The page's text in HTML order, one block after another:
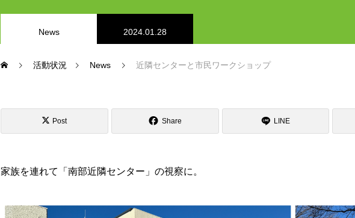
News 2024.01.28
活動状況 News 近隣センターと市民ワークショップ
Post Share LINE
家族を連れて「南部近隣センター」の視察に。